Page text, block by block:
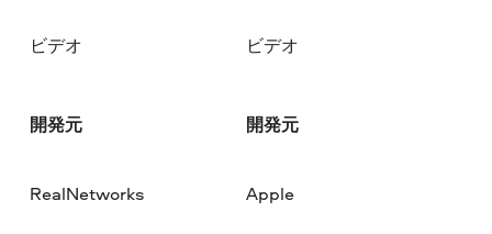
ビデオ
開発元
RealNetworks
ビデオ
開発元
Apple